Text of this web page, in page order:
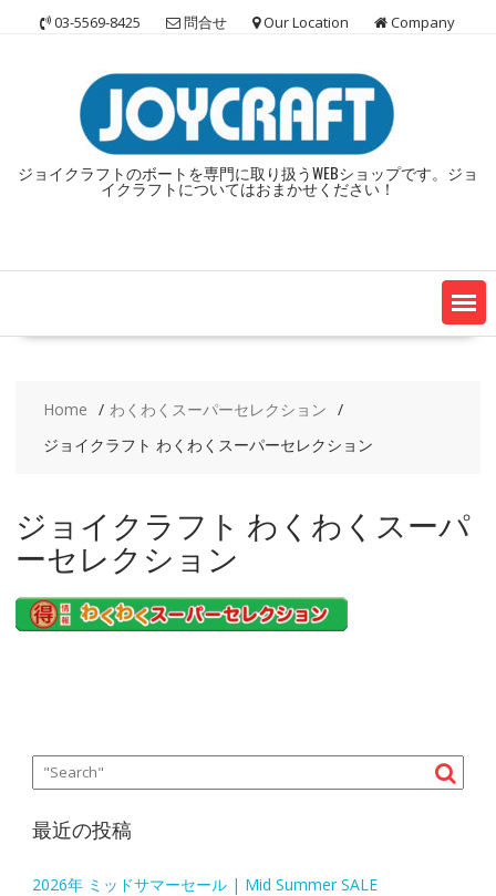
03-5569-8425 問合せ Our Location Company
ジョイクラフトのボートを専門に取り扱うWEBショップです。ジョ
イクラフトについてはおまかせください！
Home
わくわくスーパーセレクション
ジョイクラフト わくわくスーパーセレクション
ジョイクラフト わくわくスーパ
ーセレクション
最近の投稿
2026年 ミッドサマーセール | Mid Summer SALE